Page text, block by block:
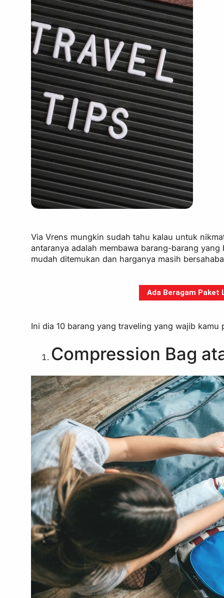
Via Vrens mungkin sudah tahu kalau untuk
antaranya adalah membawa barang-barang
mudah ditemukan dan harganya masih
Ada Beragam Paket
Ini dia 10 barang yang traveling yang wajib kamu
Compression Bag